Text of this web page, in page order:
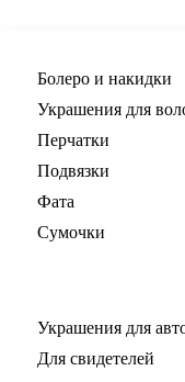
Болеро и накидки
Украшения для
Перчатки
Подвязки
Фата
Сумочки
Украшения для
Для свидетелей